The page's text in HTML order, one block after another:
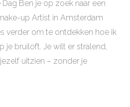
Ben je op zoek naar een
up Artist in Amsterdam
verder om te ontdekken hoe ik
je bruiloft. Je wilt er stralend,
uitzien – zonder je